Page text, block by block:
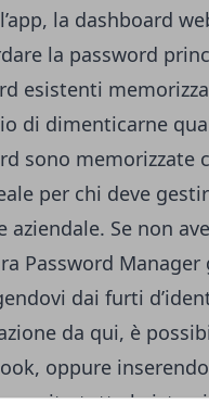
la dashboard
la password
esistenti
di dimenticarne
sono memorizzate
per chi deve
Se non
Password Manager
dai furti
da qui, è
oppure
seguito tutte le